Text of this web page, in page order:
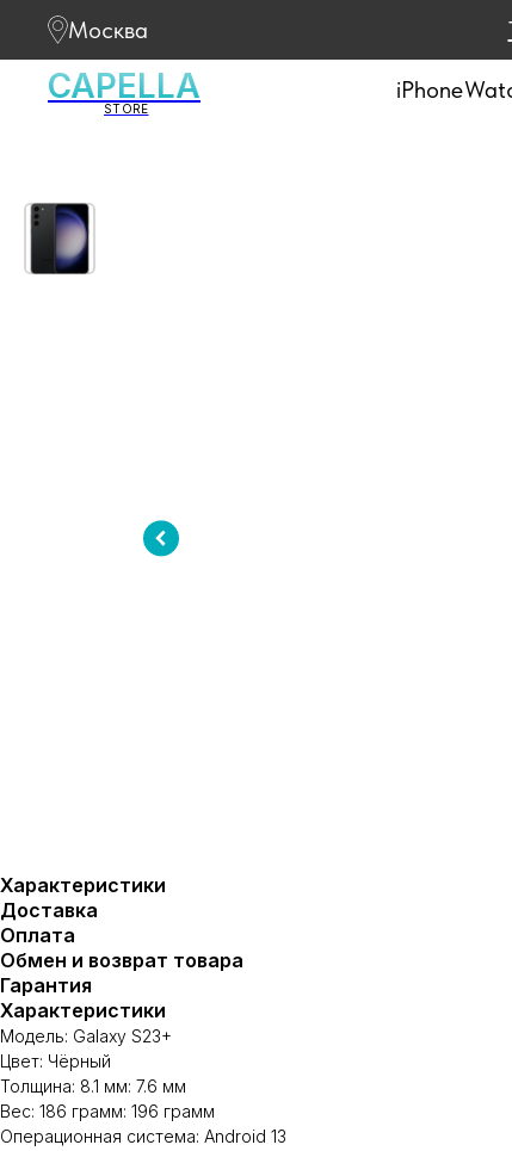
Москва
CAPELLA
STORE
iPhone
Характеристики
Доставка
Оплата
Обмен и возврат товара
Гарантия
Характеристики
Модель: Galaxy S23+
Цвет: Чёрный
Толщина: 8.1 мм: 7.6 мм
Вес: 186 грамм: 196 грамм
Операционная система: Android 13